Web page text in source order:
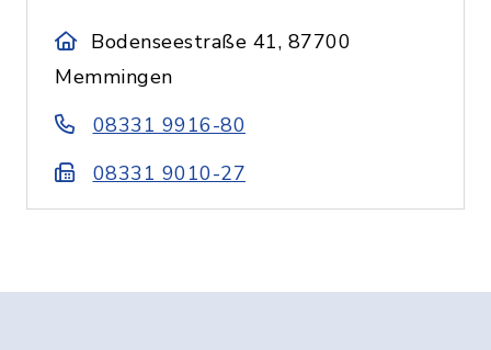
Bodenseestraße 41, 87700
Memmingen
08331 9916-80
08331 9010-27